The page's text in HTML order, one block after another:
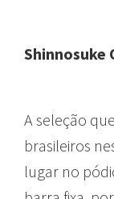
Shinnosuke
A seleção
brasileiros
lugar no